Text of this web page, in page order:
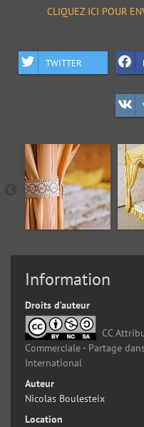
CLIQUEZ ICI POUR
TWITTER
Information
Droits d’auteur
CC
Commerciale - Partage
International
Auteur
Nicolas Boulesteix
Location